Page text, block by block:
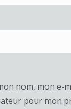
nom, mon e-
pour mon